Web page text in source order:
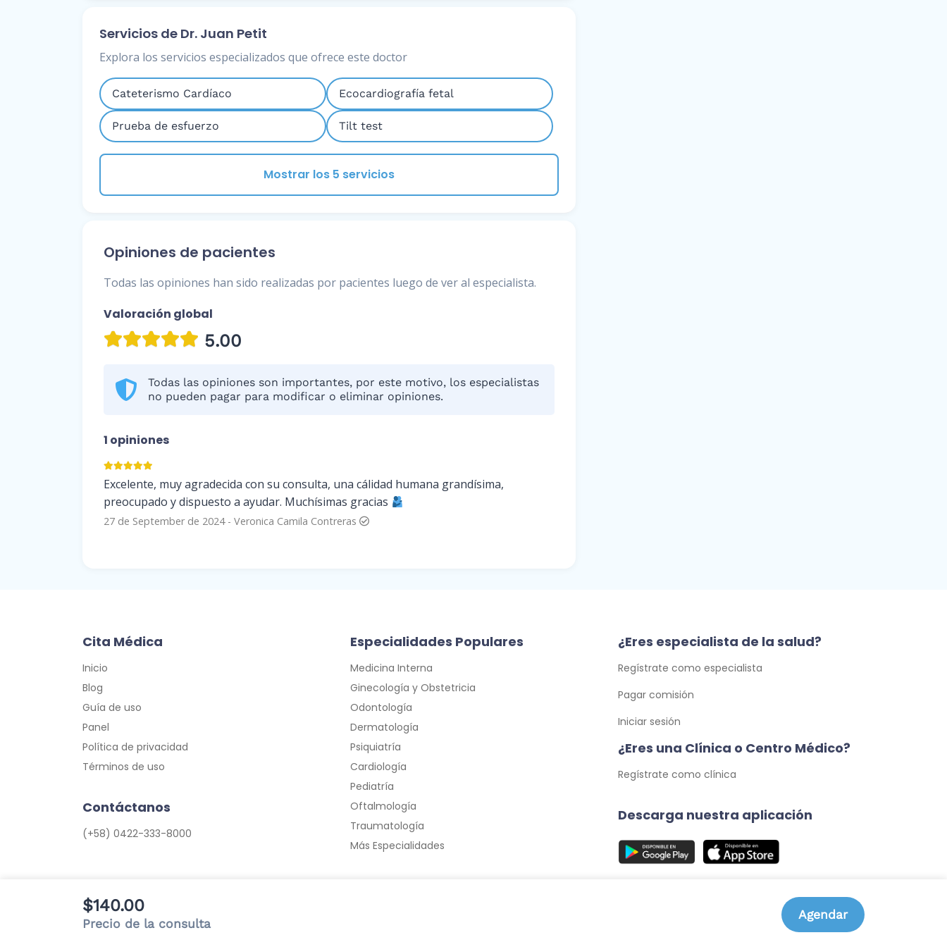
$140.00
Precio de la consulta
Agendar
Servicios de Dr. Juan Petit
Explora los servicios especializados que ofrece este doctor
Cateterismo Cardíaco Ecocardiografía fetal
Prueba de esfuerzo Tilt test
Mostrar los 5 servicios
Opiniones de pacientes
Todas las opiniones han sido realizadas por pacientes luego de ver al especialista.
Valoración global
5.00
Todas las opiniones son importantes, por este motivo, los especialistas
no pueden pagar para modificar o eliminar opiniones.
1 opiniones
Excelente, muy agradecida con su consulta, una cálidad humana grandísima,
preocupado y dispuesto a ayudar. Muchísimas gracias
27 de September de 2024- Veronica Camila Contreras
Cita Médica
Inicio
Blog
Guía de uso
Panel
Política de privacidad
Términos de uso
Contáctanos
(+58) 0422-333-8000
Especialidades Populares
Medicina Interna
Ginecología y Obstetricia
Odontología
Dermatología
Psiquiatría
Cardiología
Pediatría
Oftalmología
Traumatología
Más Especialidades
¿Eres especialista de la salud?
Regístrate como especialista
Pagar comisión
Iniciar sesión
¿Eres una Clínica o Centro Médico?
Regístrate como clínica
Descarga nuestra aplicación